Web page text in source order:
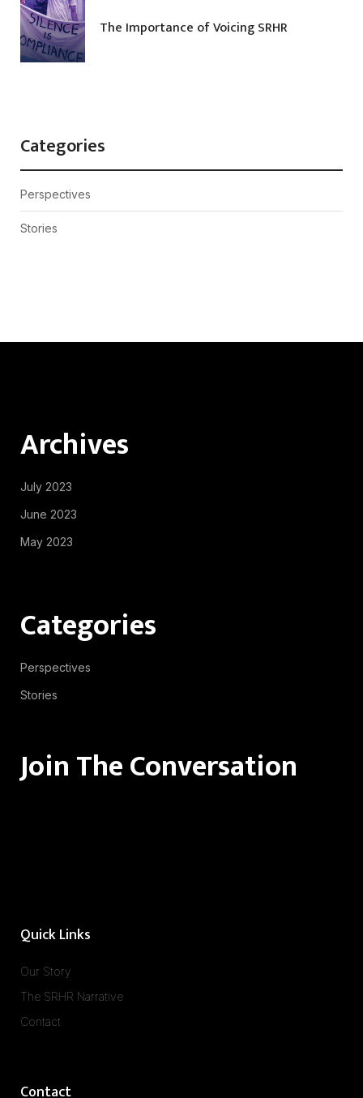
The Importance of Voicing SRHR
Categories
Perspectives
Stories
Archives
July 2023
June 2023
May 2023
Categories
Perspectives
Stories
Join The Conversation
Quick Links
Our Story
The SRHR Narrative
Contact
Contact